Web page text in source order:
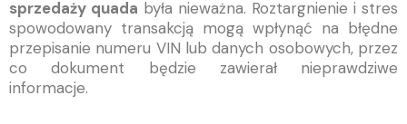
sprzedaży quada była nieważna. Roztargnienie i stres
spowodowany transakcją mogą wpłynąć na błędne
przepisanie numeru VIN lub danych osobowych, przez
co dokument będzie zawierał nieprawdziwe
informacje.